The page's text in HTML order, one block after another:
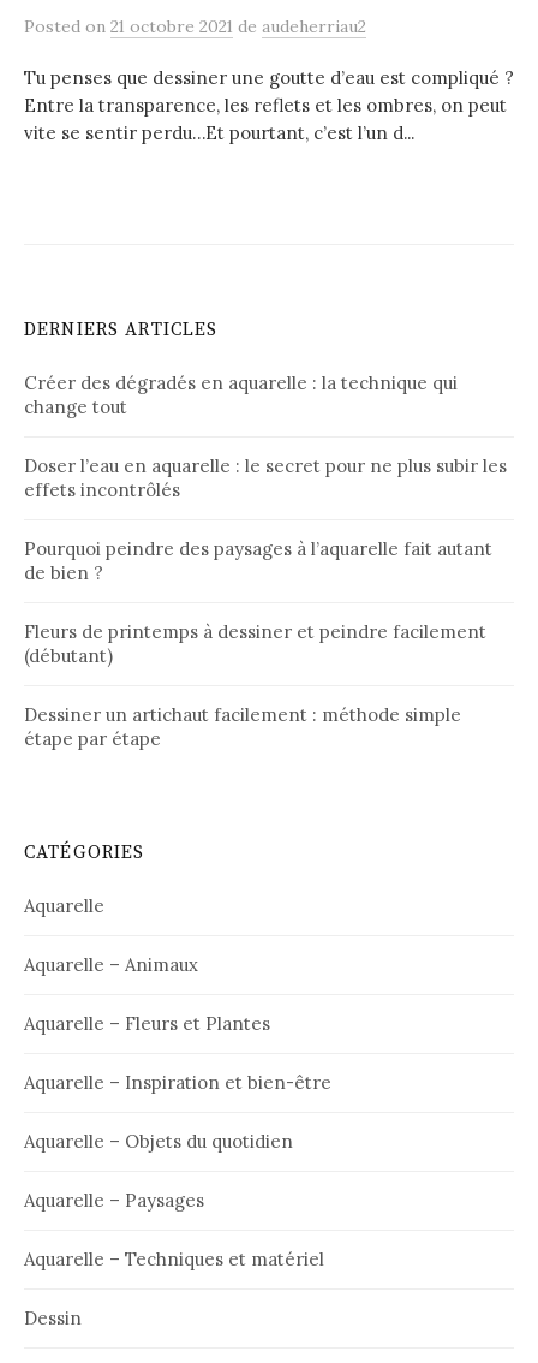
Posted on 21 octobre 2021 de audeherriau2
Tu penses que dessiner une goutte d’eau est compliqué ?
Entre la transparence, les reflets et les ombres, on peut
vite se sentir perdu…Et pourtant, c’est l’un d...
DERNIERS ARTICLES
Créer des dégradés en aquarelle : la technique qui
change tout
Doser l’eau en aquarelle : le secret pour ne plus subir les
effets incontrôlés
Pourquoi peindre des paysages à l’aquarelle fait autant
de bien ?
Fleurs de printemps à dessiner et peindre facilement
(débutant)
Dessiner un artichaut facilement : méthode simple
étape par étape
CATÉGORIES
Aquarelle
Aquarelle – Animaux
Aquarelle – Fleurs et Plantes
Aquarelle – Inspiration et bien-être
Aquarelle – Objets du quotidien
Aquarelle – Paysages
Aquarelle – Techniques et matériel
Dessin